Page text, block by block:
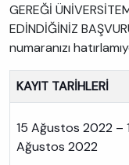
GEREĞİ
EDİNDİĞİNİZ
numaranızı
KAYIT TARİHLERİ
15 Ağustos 2022 –
Ağustos 2022